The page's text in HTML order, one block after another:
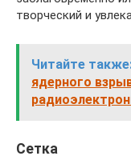
творческий и
Читайте
ядерного
Сетка